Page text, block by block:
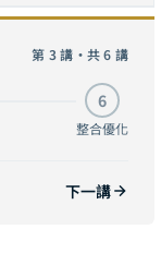
解析 目前
動態計算（Dynamic Computation）完全指南：從 MoE 混合專家到 Speculative Decoding，讓 AI 按需分配算力
第 3 講・共 6 講
6
整合優化
下一講